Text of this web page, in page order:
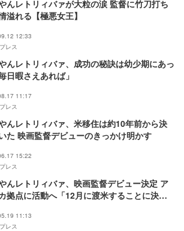
んレトリィバァが大粒の涙 監督に竹刀打ち
溢れる【極悪女王】
12:33
レス
んレトリィバァ、成功の秘訣は幼少期にあっ
日暇さえあれば」
11:17
レス
んレトリィバァ、米移住は約10年前から決
た 映画監督デビューのきっかけ明かす
15:22
レス
んレトリィバァ、映画監督デビュー決定 ア
拠点に活動へ「12月に渡米することに決め
11:13
レス